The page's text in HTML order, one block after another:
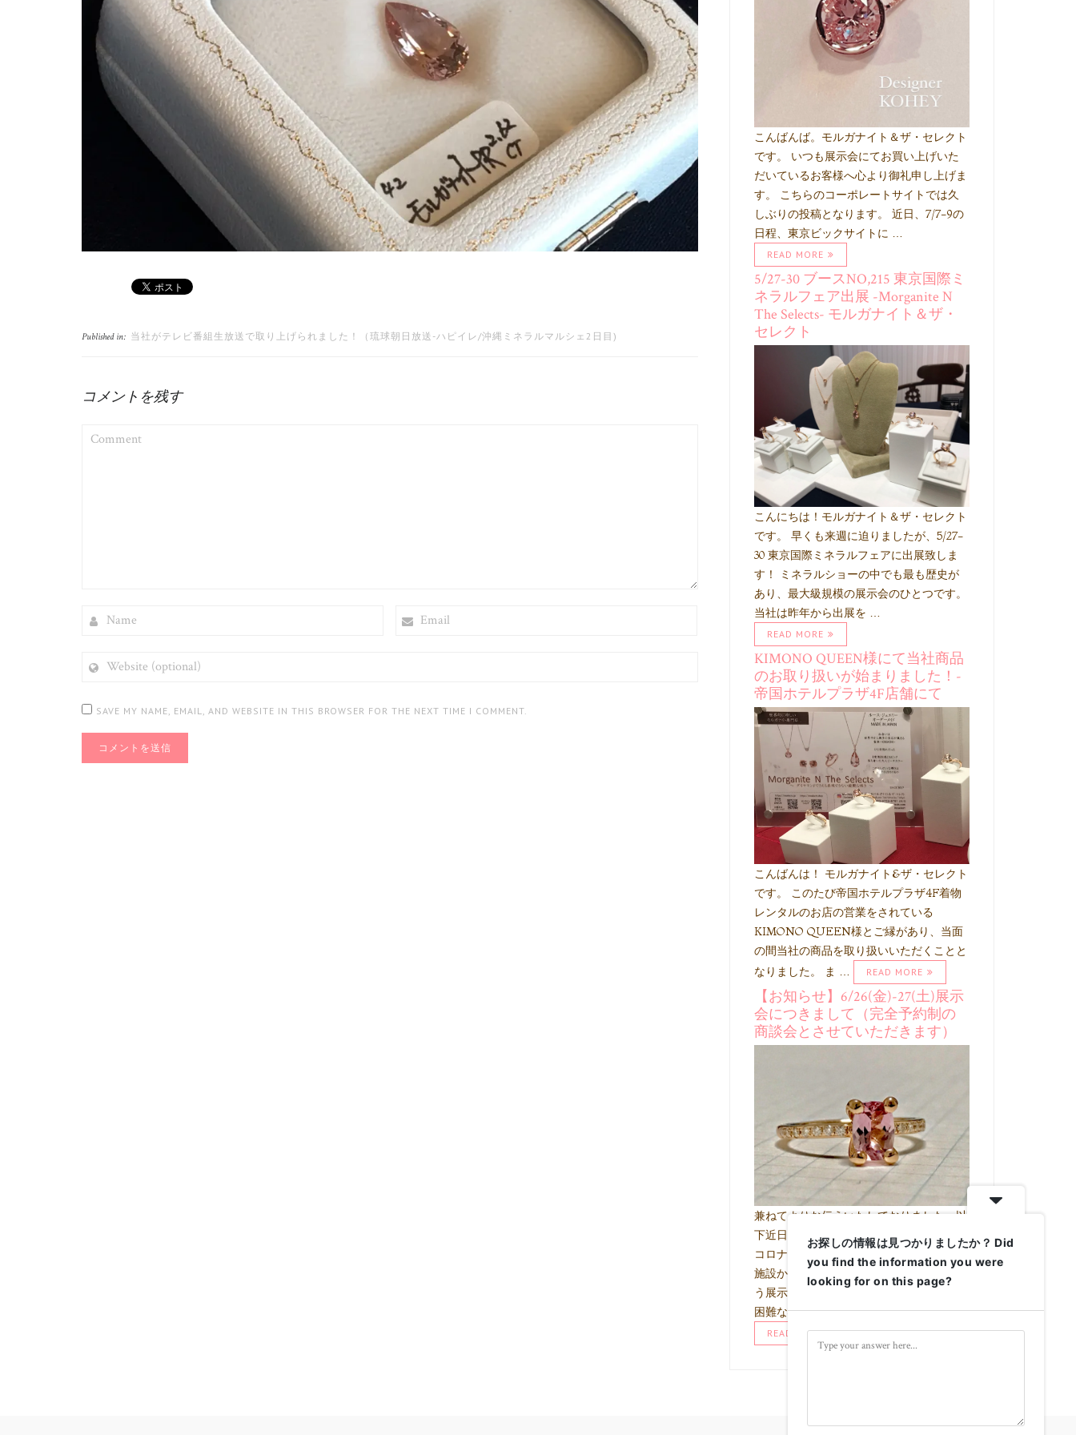
Published in: 当社がテレビ番組生放送で取り上げられました！（琉球朝日放送-ハピイレ/沖縄ミネラルマルシェ2日目)
コメントを残す
(OPTIONAL)
SAVE MY NAME, EMAIL, AND WEBSITE IN THIS BROWSER FOR THE NEXT TIME I COMMENT.
こんばんば。モルガナイト＆ザ・セレクト
です。 いつも展示会にてお買い上げいた
だいているお客様へ心より御礼申し上げま
す。 こちらのコーポレートサイトでは久
しぶりの投稿となります。 近日、7/7-9の
日程、東京ビックサイトに …
READ MORE
5/27-30 ブースNO,215 東京国際ミ
ネラルフェア出展 -Morganite N
The Selects- モルガナイト＆ザ・
セレクト
こんにちは！モルガナイト＆ザ・セレクト
です。 早くも来週に迫りましたが、5/27-
30 東京国際ミネラルフェアに出展致しま
す！ ミネラルショーの中でも最も歴史が
あり、最大級規模の展示会のひとつです。
当社は昨年から出展を …
READ MORE
KIMONO QUEEN様にて当社商品
のお取り扱いが始まりました！-
帝国ホテルプラザ4F店舗にて
こんばんは！ モルガナイト&ザ・セレクト
です。 このたび帝国ホテルプラザ4F着物
レンタルのお店の営業をされている
KIMONO QUEEN様とご縁があり、当面
の間当社の商品を取り扱いいただくことと
なりました。 ま …
READ MORE
【お知らせ】6/26(金)-27(土)展示
会につきまして（完全予約制の
商談会とさせていただきます）
兼ねてよりお伝えいたしておりました、以
下近日の展示会につきまして 直近の新型
コロナウイルス感染症の状況により、当該
施設からの指示により 積極的な集客を伴
う展示会という形でイベントを行うことが
困難な状況と なり、完全予約性 …
READ MORE
お探しの情報は見つかりましたか？ Did
you find the information you were
looking for on this page?